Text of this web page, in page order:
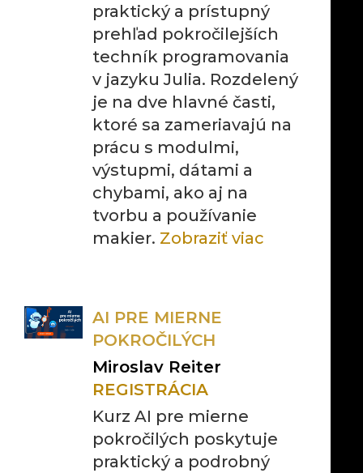
praktický a prístupný
prehľad pokročilejších
techník programovania
v jazyku Julia. Rozdelený
je na dve hlavné časti,
ktoré sa zameriavajú na
prácu s modulmi,
výstupmi, dátami a
chybami, ako aj na
tvorbu a používanie
makier. Zobraziť viac
AI PRE MIERNE
POKROČILÝCH
Miroslav Reiter
REGISTRÁCIA
Kurz AI pre mierne
pokročilých poskytuje
praktický a podrobný